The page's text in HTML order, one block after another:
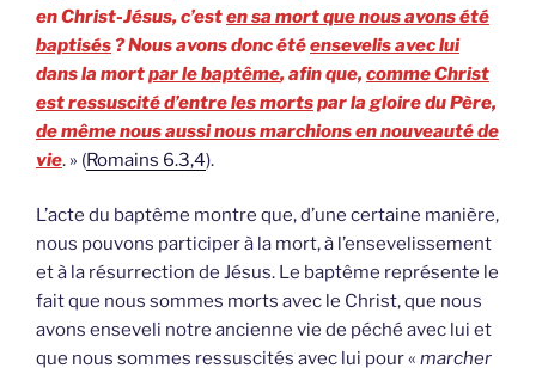
en Christ-Jésus, c’esten sa mort que nous avons été
baptisés? Nous avons donc étéensevelis avec lui
dans la mortpar le baptême, afin que, comme Christ
est ressuscité d’entre les mortspar la gloire du Père,
de même nous aussi nous marchions en nouveauté de
vie. » (Romains 6.3,4).
L’acte du baptême montre que, d’une certaine manière,
nous pouvons participer à la mort, à l’ensevelissement
et à la résurrection de Jésus. Le baptême représente le
fait que nous sommes morts avec le Christ, que nous
avons enseveli notre ancienne vie de péché avec lui et
que nous sommes ressuscités avec lui pour « marcher